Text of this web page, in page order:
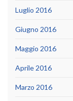
Luglio 2016
Giugno 2016
Maggio 2016
Aprile 2016
Marzo 2016